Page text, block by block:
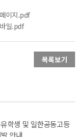
이지.pdf
일.pdf
목록보기
학생 및 일한공동고등
안내